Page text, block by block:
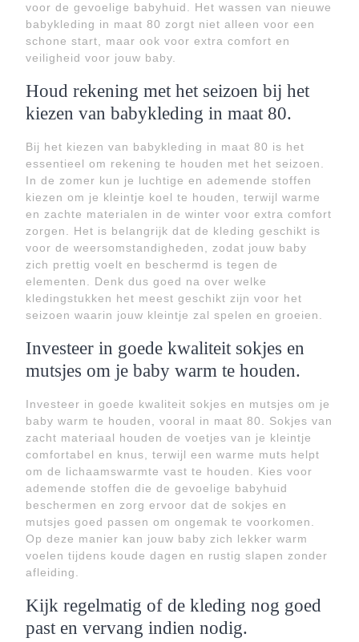
voor de gevoelige babyhuid. Het wassen van nieuwe
babykleding in maat 80 zorgt niet alleen voor een
schone start, maar ook voor extra comfort en
veiligheid voor jouw baby.
Houd rekening met het seizoen bij het
kiezen van babykleding in maat 80.
Bij het kiezen van babykleding in maat 80 is het
essentieel om rekening te houden met het seizoen.
In de zomer kun je luchtige en ademende stoffen
kiezen om je kleintje koel te houden, terwijl warme
en zachte materialen in de winter voor extra comfort
zorgen. Het is belangrijk dat de kleding geschikt is
voor de weersomstandigheden, zodat jouw baby
zich prettig voelt en beschermd is tegen de
elementen. Denk dus goed na over welke
kledingstukken het meest geschikt zijn voor het
seizoen waarin jouw kleintje zal spelen en groeien.
Investeer in goede kwaliteit sokjes en
mutsjes om je baby warm te houden.
Investeer in goede kwaliteit sokjes en mutsjes om je
baby warm te houden, vooral in maat 80. Sokjes van
zacht materiaal houden de voetjes van je kleintje
comfortabel en knus, terwijl een warme muts helpt
om de lichaamswarmte vast te houden. Kies voor
ademende stoffen die de gevoelige babyhuid
beschermen en zorg ervoor dat de sokjes en
mutsjes goed passen om ongemak te voorkomen.
Op deze manier kan jouw baby zich lekker warm
voelen tijdens koude dagen en rustig slapen zonder
afleiding.
Kijk regelmatig of de kleding nog goed
past en vervang indien nodig.